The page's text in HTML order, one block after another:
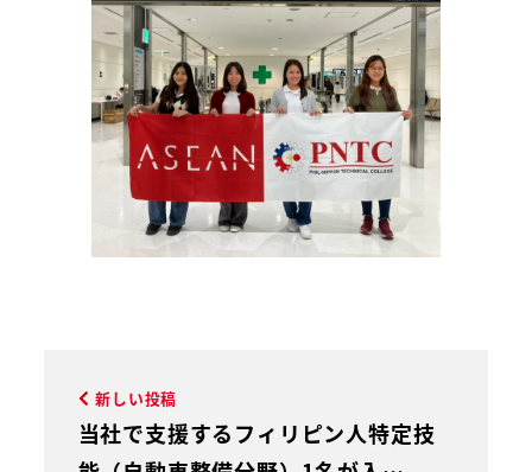
新しい投稿
当社で支援するフィリピン人特定技